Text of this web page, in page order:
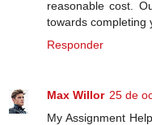
reasonable cost.
towards completing
Responder
Max Willor 25 de
My Assignment